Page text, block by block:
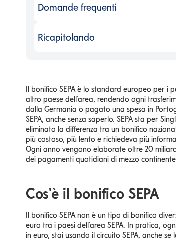
Domande frequenti
Domande frequenti
Ricapitolando
Ricapitolando
Il bonifico SEPA è lo standard europeo per i
altro paese dell'area, rendendo ogni
dalla Germania o pagato una spesa in
SEPA, anche senza saperlo. SEPA sta per
eliminato la differenza tra un bonifico
più costoso, più lento e richiedeva più
Ogni anno vengono elaborate oltre 20
dei pagamenti quotidiani di mezzo
Cos'è il bonifico SEPA
Il bonifico SEPA non è un tipo di bonifico
euro tra i paesi dell'area SEPA. In pratica,
in euro, stai usando il circuito SEPA, anche